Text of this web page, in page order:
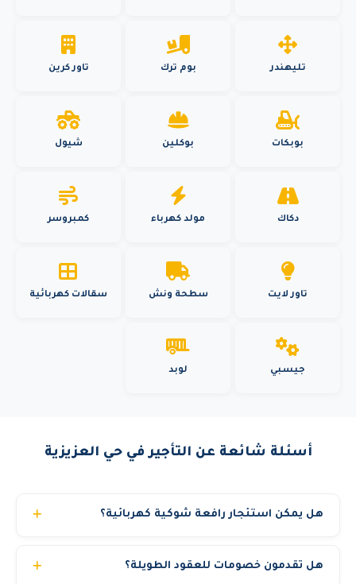
تليهندر بوم ترك تاور كرين
بوبكات بوكلين شيول
دكاك مولد كهرباء كمبروسر
تاور لايت سطحة ونش سقالات كهربائية
جيسبي لوبد
أسئلة شائعة عن التأجير في حي العزيزية
هل يمكن استئجار رافعة شوكية كهربائية؟
للمستودعات والمصانع المغلقة حيث تكون هادئة وخالية من
هل تقدمون خصومات للعقود الطويلة؟